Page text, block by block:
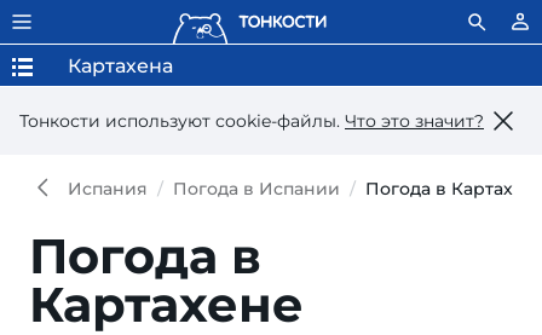
Тонкости используют сookie-файлы. Что это значит?
Картахена
Испания Погода в Испании Погода в
Погода в
Картахене